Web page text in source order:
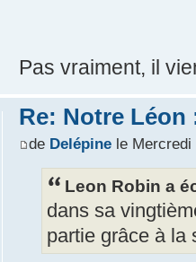
Pas vraiment, il
Re: Notre Léon
de Delépinele Mercredi
Leon Robin a
dans sa
partie grâce à la